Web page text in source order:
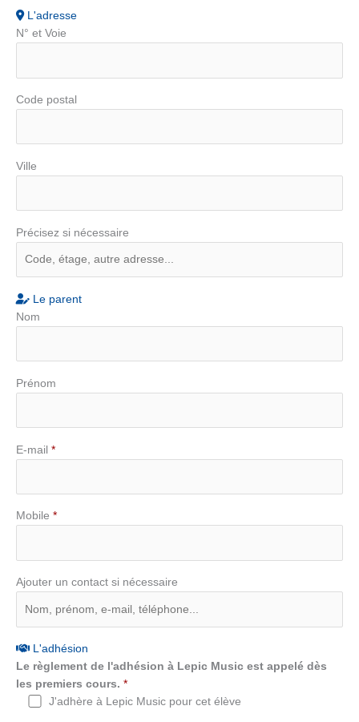
L'adresse
N° et Voie
Code postal
Ville
Précisez si nécessaire
Le parent
Nom
Prénom
E-mail *
Mobile *
Ajouter un contact si nécessaire
L'adhésion
Le règlement de l'adhésion à Lepic Music est appelé dès
les premiers cours. *
J'adhère à Lepic Music pour cet élève